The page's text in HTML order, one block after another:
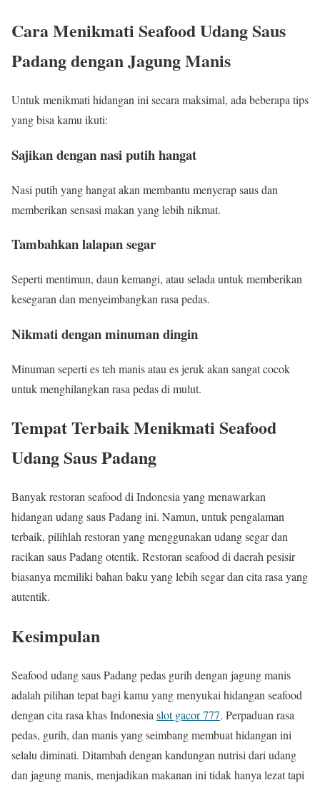
Cara Menikmati Seafood Udang Saus
Padang dengan Jagung Manis
Untuk menikmati hidangan ini secara maksimal, ada beberapa tips
yang bisa kamu ikuti:
Sajikan dengan nasi putih hangat
Nasi putih yang hangat akan membantu menyerap saus dan
memberikan sensasi makan yang lebih nikmat.
Tambahkan lalapan segar
Seperti mentimun, daun kemangi, atau selada untuk memberikan
kesegaran dan menyeimbangkan rasa pedas.
Nikmati dengan minuman dingin
Minuman seperti es teh manis atau es jeruk akan sangat cocok
untuk menghilangkan rasa pedas di mulut.
Tempat Terbaik Menikmati Seafood
Udang Saus Padang
Banyak restoran seafood di Indonesia yang menawarkan
hidangan udang saus Padang ini. Namun, untuk pengalaman
terbaik, pilihlah restoran yang menggunakan udang segar dan
racikan saus Padang otentik. Restoran seafood di daerah pesisir
biasanya memiliki bahan baku yang lebih segar dan cita rasa yang
autentik.
Kesimpulan
Seafood udang saus Padang pedas gurih dengan jagung manis
adalah pilihan tepat bagi kamu yang menyukai hidangan seafood
dengan cita rasa khas Indonesia slot gacor 777. Perpaduan rasa
pedas, gurih, dan manis yang seimbang membuat hidangan ini
selalu diminati. Ditambah dengan kandungan nutrisi dari udang
dan jagung manis, menjadikan makanan ini tidak hanya lezat tapi